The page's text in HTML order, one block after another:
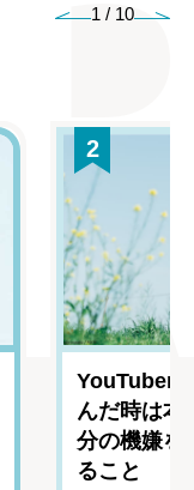
1 / 10
2
YouTuber
んだ時は
分の機嫌を
ること